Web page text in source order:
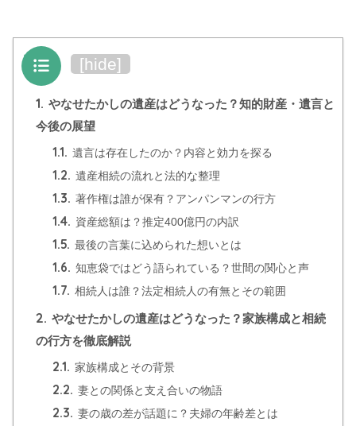
目次 [hide]
1. やなせたかしの遺産はどうなった？知的財産・遺言と
今後の展望
1.1. 遺言は存在したのか？内容と効力を探る
1.2. 遺産相続の流れと法的な整理
1.3. 著作権は誰が保有？アンパンマンの行方
1.4. 資産総額は？推定400億円の内訳
1.5. 最後の言葉に込められた想いとは
1.6. 知恵袋ではどう語られている？世間の関心と声
1.7. 相続人は誰？法定相続人の有無とその範囲
2. やなせたかしの遺産はどうなった？家族構成と相続
の行方を徹底解説
2.1. 家族構成とその背景
2.2. 妻との関係と支え合いの物語
2.3. 妻の歳の差が話題に？夫婦の年齢差とは